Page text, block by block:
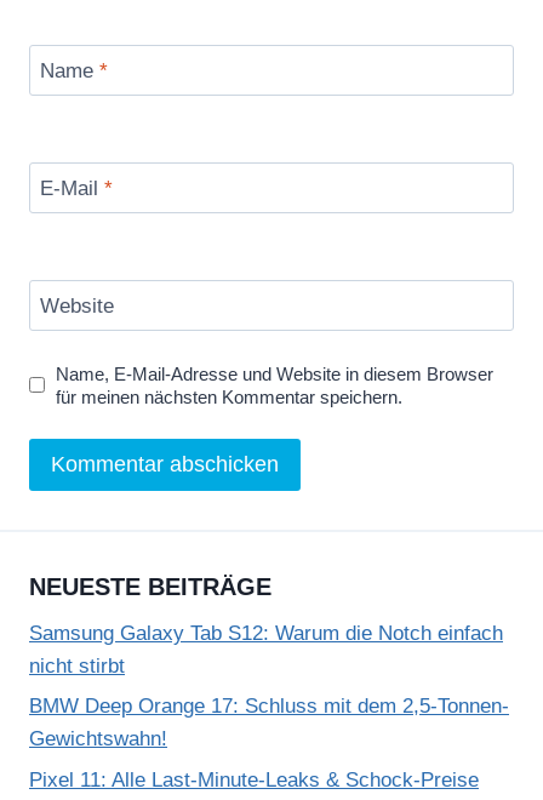
Name *
E-Mail *
Website
Name, E-Mail-Adresse und Website in diesem Browser
für meinen nächsten Kommentar speichern.
NEUESTE BEITRÄGE
Samsung Galaxy Tab S12: Warum die Notch einfach
nicht stirbt
BMW Deep Orange 17: Schluss mit dem 2,5-Tonnen-
Gewichtswahn!
Pixel 11: Alle Last-Minute-Leaks & Schock-Preise